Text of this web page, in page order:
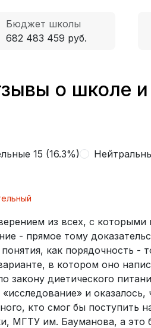
Бюджет школы
682 483 459 руб.
о школе и
15 (16.3%)
из всех, с
- прямое тому
понятия, как
в котором оно
закону диетического
и
кто смог бы
МГТУ им. Бауманова, а это